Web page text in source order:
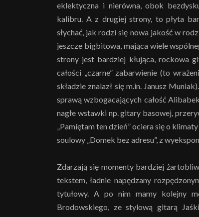
eklektyczna i nierówna, obok
kalibru. A z drugiej strony, to płyta
słychać, jak rodzi się nowa jakość w
jeszcze bigbitowa, mająca wiele
strony jest bardziej kłująca, rockowa
całości „czarne” zabarwienie (to
składzie znalazł się m.in. Janusz
sprawą wzbogacających całość
nagłe wstawki np. gitary basowej,
„Pamiętam ten dzień” ociera się o
soulowy „Domek bez adresu”, z
Zdarzają się momenty bardziej
tekstem, ładnie napędzany
tytułowy. A po nim mamy kolejny
Brodowskiego, ze stylową gitarą